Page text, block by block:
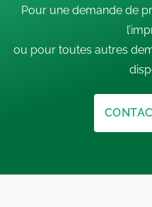
Pour une demande de
ou pour toutes autres